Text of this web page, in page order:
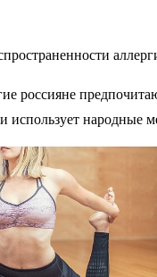
россияне
использует народные